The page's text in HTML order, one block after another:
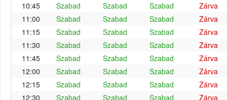
10:45
Szabad Szabad Szabad
Zárva
11:00
Szabad Szabad Szabad
Zárva
11:15
Szabad Szabad Szabad
Zárva
11:30
Szabad Szabad Szabad
Zárva
11:45
Szabad Szabad Szabad
Zárva
12:00
Szabad Szabad Szabad
Zárva
12:15
Szabad Szabad Szabad
Zárva
12:30
Szabad Szabad Szabad
Zárva